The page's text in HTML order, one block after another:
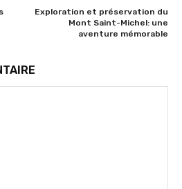
Exploration et préservation du
Mont Saint-Michel: une
aventure mémorable